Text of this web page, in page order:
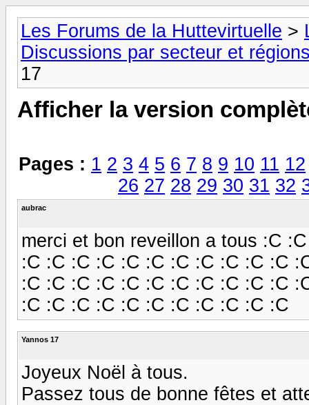
Les Forums de la Huttevirtuelle >
Discussions par secteur et
17
Afficher la version
Pages : 1 2 3 4 5 6 7 8 9 10 11 12
26 27 28 29 30 31 32
aubrac
merci et bon reveillon a tous :C
:C :C :C :C :C :C :C :C :C :C :C
:C :C :C :C :C :C :C :C :C :C :C
:C :C :C :C :C :C :C :C :C :C :C
Yannos 17
Joyeux Noël à tous.
Passez tous de bonne fêtes et